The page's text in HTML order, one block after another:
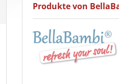
Produkte von